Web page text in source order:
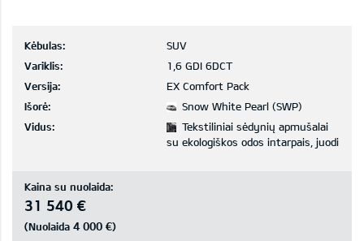
Kėbulas:
SUV
Variklis:
1,6 GDI 6DCT
Versija:
EX Comfort Pack
Išorė:
Snow White Pearl (SWP)
Vidus:
Tekstiliniai sėdynių apmušalai
su ekologiškos odos intarpais, juodi
Kaina su nuolaida:
31 540 €
(Nuolaida 4 000 €)